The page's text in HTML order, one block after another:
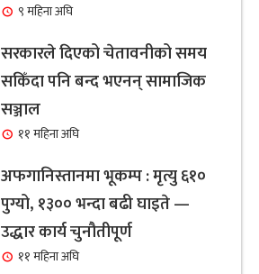
९ महिना अघि
सरकारले दिएको चेतावनीको समय
सकिँदा पनि बन्द भएनन् सामाजिक
सञ्जाल
११ महिना अघि
अफगानिस्तानमा भूकम्प : मृत्यु ६१०
पुग्यो, १३०० भन्दा बढी घाइते —
उद्धार कार्य चुनौतीपूर्ण
११ महिना अघि